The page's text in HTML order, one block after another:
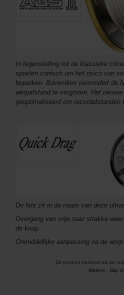
In tegenstelling tot de klassieke
spoelen conisch om het risico van
beperken. Bovendien vermindert de
werpafstand te vergroten. Het
geoptimaliseerd om recordafstanden
De hint zit in de naam van deze
Overgang van vrije naar strakke
de knop.
Onmiddellijke aanpassing na de
Dit product behoort tot de
Molens- Slip